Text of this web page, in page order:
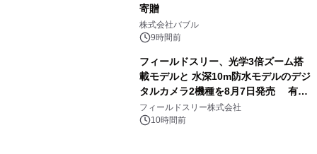
寄贈
株式会社バブル
9時間前
フィールドスリー、光学3倍ズーム搭
載モデルと 水深10m防水モデルのデジ
タルカメラ2機種を8月7日発売 有効
約1300万画素、用途別に選べるコンデ
ジ新登場
フィールドスリー株式会社
10時間前